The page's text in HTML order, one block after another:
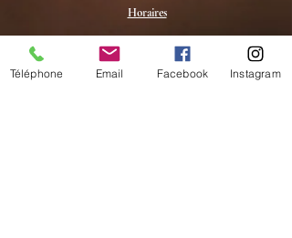
Horaires
Fermé : mercredi
Téléphone Email Facebook Instagram